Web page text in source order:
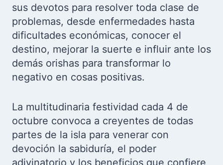
sus devotos para resolver toda clase de
problemas, desde enfermedades hasta
dificultades económicas, conocer el
destino, mejorar la suerte e influir ante los
demás orishas para transformar lo
negativo en cosas positivas.
La multitudinaria festividad cada 4 de
octubre convoca a creyentes de todas
partes de la isla para venerar con
devoción la sabiduría, el poder
adivinatorio y los beneficios que confiere